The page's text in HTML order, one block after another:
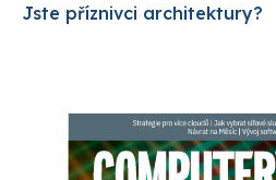
Jste příznivci architektury?